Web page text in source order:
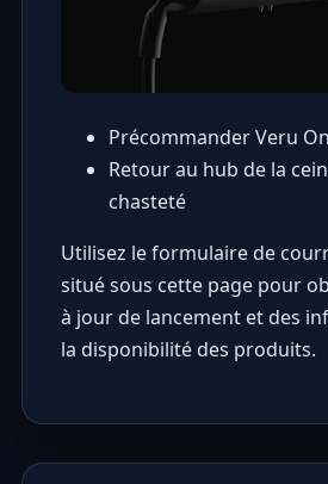
Précommander Veru
Retour au hub de la
chasteté
Utilisez le formulaire de
situé sous cette page pour
à jour de lancement et des
la disponibilité des produits.